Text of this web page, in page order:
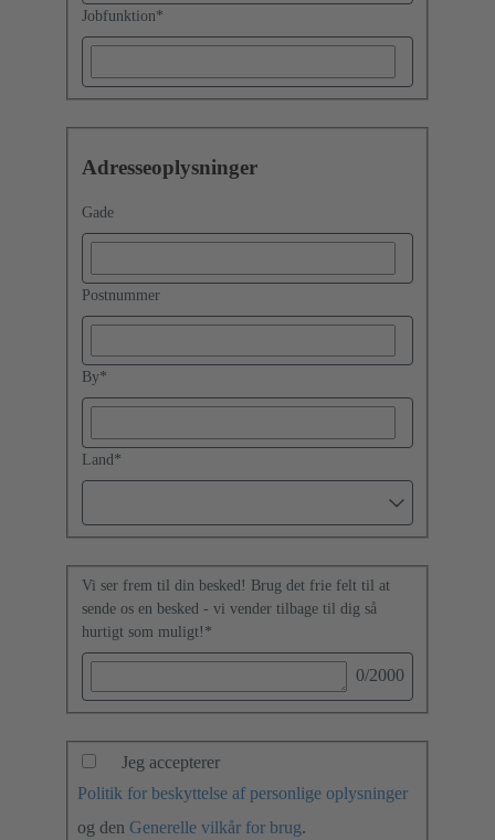
Jobfunktion*
Adresseoplysninger
Gade
Postnummer
By*
Land *
Vi ser frem til din besked! Brug det frie felt til at
sende os en besked - vi vender tilbage til dig så
hurtigt som muligt! *
0/2000
Jeg accepterer
Politik for beskyttelse af personlige oplysninger
og den Generelle vilkår for brug.